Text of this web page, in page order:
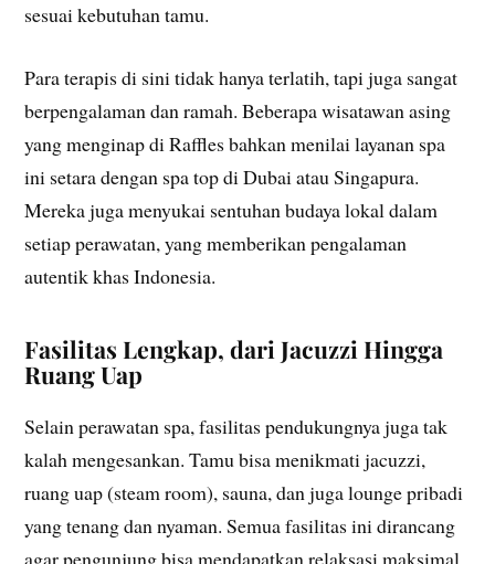
sesuai kebutuhan tamu.
Para terapis di sini tidak hanya terlatih, tapi juga sangat
berpengalaman dan ramah. Beberapa wisatawan asing
yang menginap di Raffles bahkan menilai layanan spa
ini setara dengan spa top di Dubai atau Singapura.
Mereka juga menyukai sentuhan budaya lokal dalam
setiap perawatan, yang memberikan pengalaman
autentik khas Indonesia.
Fasilitas Lengkap, dari Jacuzzi Hingga
Ruang Uap
Selain perawatan spa, fasilitas pendukungnya juga tak
kalah mengesankan. Tamu bisa menikmati jacuzzi,
ruang uap (steam room), sauna, dan juga lounge pribadi
yang tenang dan nyaman. Semua fasilitas ini dirancang
agar pengunjung bisa mendapatkan relaksasi maksimal